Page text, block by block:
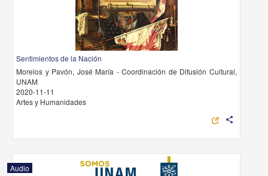
Sentimientos de la Nación
Morelos y Pavón, José María - Coordinación de Difusión Cultural,
UNAM
2020-11-11
Artes y Humanidades
share
Audio